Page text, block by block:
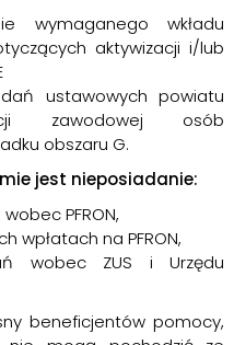
wymaganego wkładu
aktywizacji i/lub
ustawowych powiatu
zawodowej osób
obszaru G.
jest nieposiadanie:
PFRON,
wpłatach na PFRON,
wobec ZUS i Urzędu
beneficjentów pomocy,